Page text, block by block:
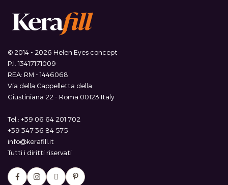
© 2014 - 2026 Helen Eyes concept
P.I. 13417171009
REA: RM - 1446068
Via della Cappelletta della
Giustiniana 22 - Roma 00123 Italy
Tel.: +39 06 64 201 702
+39 347 36 84 575
info@kerafill.it
Tutti i diritti riservati